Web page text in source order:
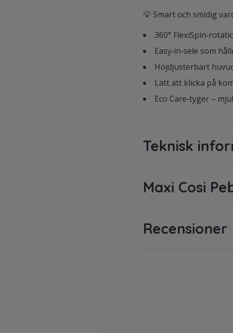
💡 Smart och smidig
360°
Easy‑in‑sele som
Höjdjusterbart
Lätt att klicka på
Eco Care‑tyger –
Teknisk
Maxi Cosi
Recensioner